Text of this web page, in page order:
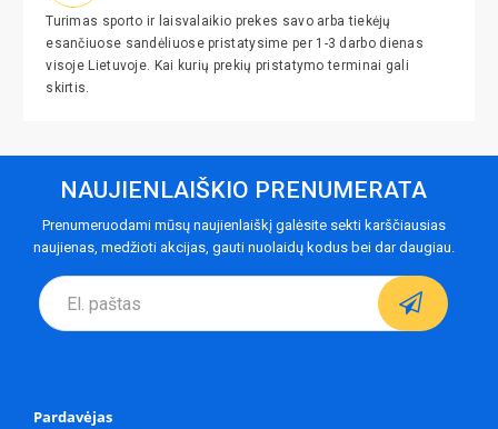
Turimas sporto ir laisvalaikio prekes savo arba tiekėjų
esančiuose sandėliuose pristatysime per 1-3 darbo dienas
visoje Lietuvoje. Kai kurių prekių pristatymo terminai gali
skirtis.
NAUJIENLAIŠKIO PRENUMERATA
Prenumeruodami mūsų naujienlaiškį galėsite sekti karščiausias
naujienas, medžioti akcijas, gauti nuolaidų kodus bei dar daugiau.
Pardavėjas